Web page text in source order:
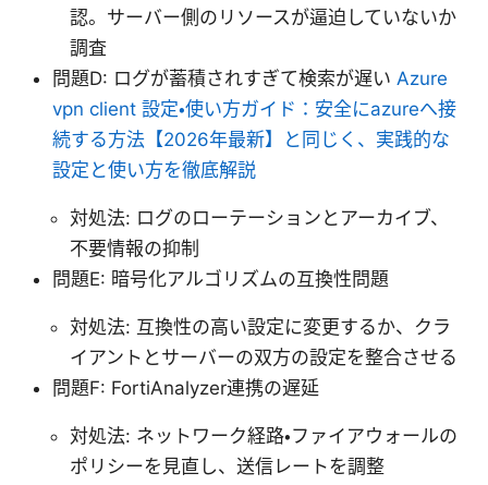
認。サーバー側のリソースが逼迫していないか
調査
問題D: ログが蓄積されすぎて検索が遅い Azure
vpn client 設定・使い方ガイド：安全にazureへ接
続する方法【2026年最新】と同じく、実践的な
設定と使い方を徹底解説
対処法: ログのローテーションとアーカイブ、
不要情報の抑制
問題E: 暗号化アルゴリズムの互換性問題
対処法: 互換性の高い設定に変更するか、クラ
イアントとサーバーの双方の設定を整合させる
問題F: FortiAnalyzer連携の遅延
対処法: ネットワーク経路・ファイアウォールの
ポリシーを見直し、送信レートを調整